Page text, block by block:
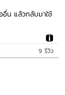
น แล้วกลับมาใช้
9 รีวิว